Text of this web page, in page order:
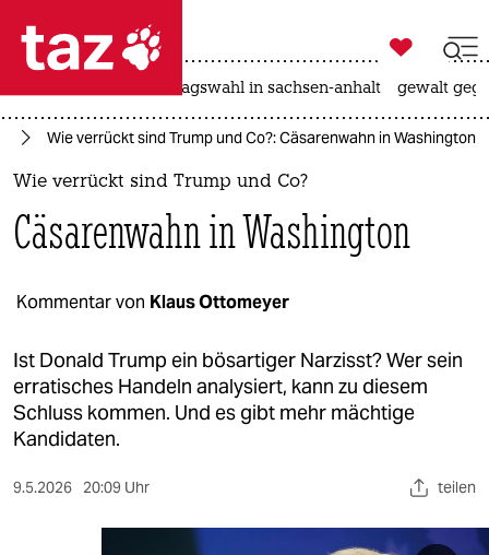
 taz zahl ich
taz zahl ich
politik
öko
gesellschaft
kultur
sport
berlin

taz zahl ich
landtagswahl in sachsen-anhalt gewalt
Wie verrückt sind Trump und Co?: Cäsarenwahn in Washington
Wie verrückt sind Trump und Co?
Cäsarenwahn in Washington
Kommentar von Klaus Ottomeyer
Ist Donald Trump ein bösartiger Narzisst? Wer sein
erratisches Handeln analysiert, kann zu diesem
Schluss kommen. Und es gibt mehr mächtige
Kandidaten.
9.5.2026 20:09 Uhr teilen